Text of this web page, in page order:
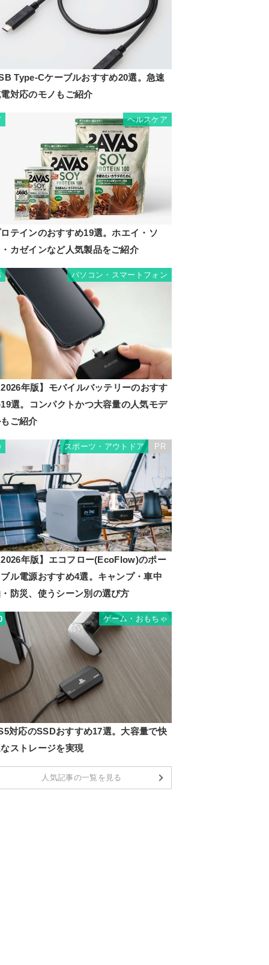
Type-Cケーブルおすすめ20選。急速
対応のモノもご紹介
ヘルスケア
テインのおすすめ19選。ホエイ・ソ
カゼインなど人気製品をご紹介
パソコン・スマートフォン
年版】モバイルバッテリーのおすす
選。コンパクトかつ大容量の人気モデ
ご紹介
スポーツ・アウトドア PR
年版】エコフロー(EcoFlow)のポー
ル電源おすすめ4選。キャンプ・車中
防災、使うシーン別の選び方
ゲーム・おもちゃ
対応のSSDおすすめ17選。大容量で快
ストレージを実現
人気記事の一覧を見る